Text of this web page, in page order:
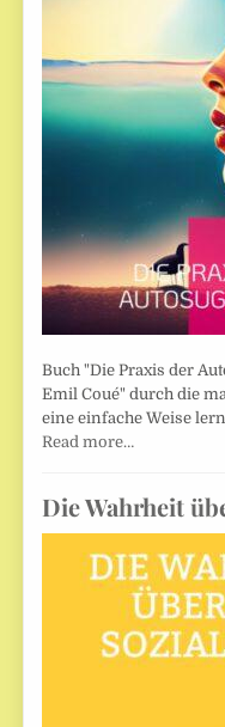
Buch "Die Praxis der
Emil Coué" durch die
eine einfache Weise
Read more…
Die Wahrheit